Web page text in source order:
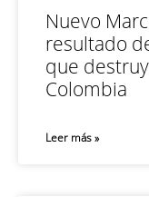
Nuevo
resultado
que
Colombia
Leer más »